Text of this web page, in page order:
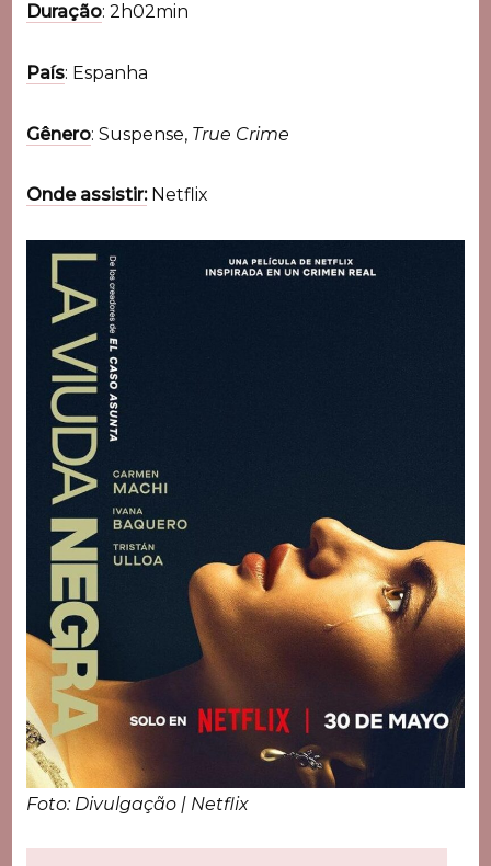
Duração: 2h02min
País: Espanha
Gênero: Suspense, True Crime
Onde assistir:Netflix
Foto: Divulgação | Netflix